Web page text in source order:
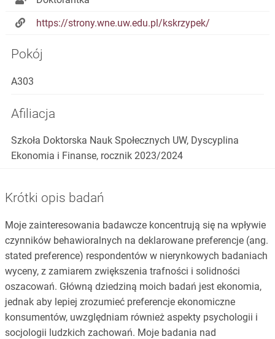
https://strony.wne.uw.edu.pl/kskrzypek/
Pokój
A303
Afiliacja
Szkoła Doktorska Nauk Społecznych UW, Dyscyplina
Ekonomia i Finanse, rocznik 2023/2024
Krótki opis badań
Moje zainteresowania badawcze koncentrują się na wpływie
czynników behawioralnych na deklarowane preferencje (ang.
stated preference) respondentów w nierynkowych badaniach
wyceny, z zamiarem zwiększenia trafności i solidności
oszacowań. Główną dziedziną moich badań jest ekonomia,
jednak aby lepiej zrozumieć preferencje ekonomiczne
konsumentów, uwzględniam również aspekty psychologii i
socjologii ludzkich zachowań. Moje badania nad